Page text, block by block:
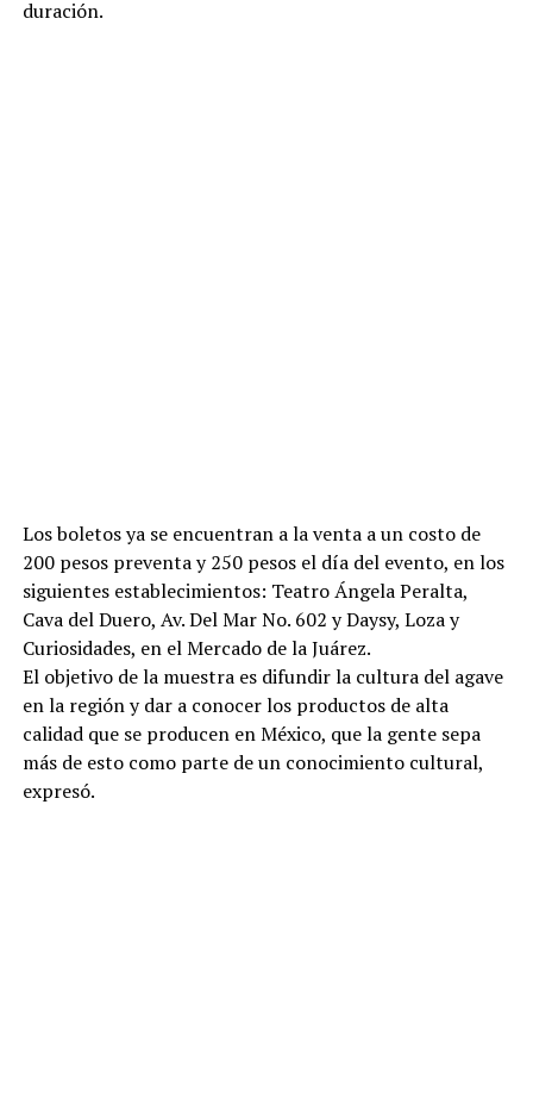
duración.
Los boletos ya se encuentran a la venta a un costo de
200 pesos preventa y 250 pesos el día del evento, en los
siguientes establecimientos: Teatro Ángela Peralta,
Cava del Duero, Av. Del Mar No. 602 y Daysy, Loza y
Curiosidades, en el Mercado de la Juárez.
El objetivo de la muestra es difundir la cultura del agave
en la región y dar a conocer los productos de alta
calidad que se producen en México, que la gente sepa
más de esto como parte de un conocimiento cultural,
expresó.